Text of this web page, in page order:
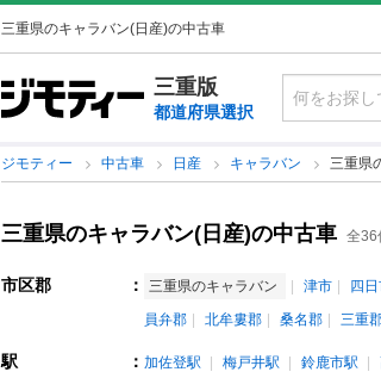
三重県のキャラバン(日産)の中古車
三重版
都道府県選択
ジモティー 中古車 日産 キャラバン 三重県
三重県のキャラバン(日産)の中古車 全36
市区郡 ： 三重県のキャラバン 津市 四
員弁郡
北牟婁郡 桑名郡 三重
駅 ： 加佐登駅 梅戸井駅 鈴鹿市駅